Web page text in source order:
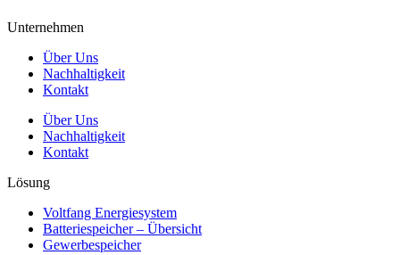
Unternehmen
Über Uns
Nachhaltigkeit
Kontakt
Über Uns
Nachhaltigkeit
Kontakt
Lösung
Voltfang Energiesystem
Batteriespeicher – Übersicht
Gewerbespeicher